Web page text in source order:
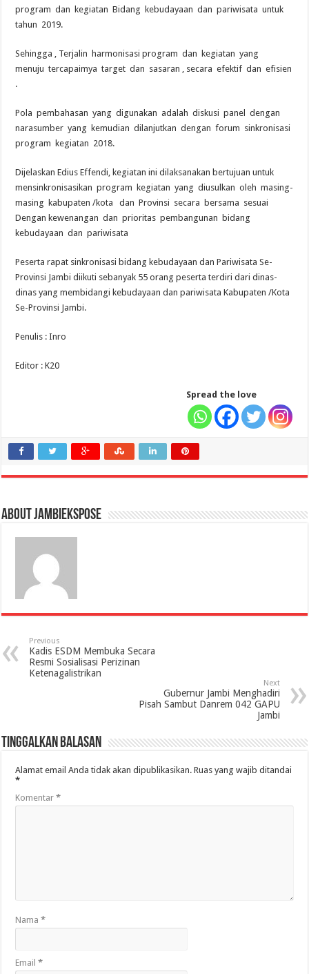
program dan kegiatan Bidang kebudayaan dan pariwisata untuk
tahun 2019.
Sehingga , Terjalin harmonisasi program dan kegiatan yang
menuju tercapaimya target dan sasaran , secara efektif dan efisien
.
Pola pembahasan yang digunakan adalah diskusi panel dengan
narasumber yang kemudian dilanjutkan dengan forum sinkronisasi
program kegiatan 2018.
Dijelaskan Edius Effendi, kegiatan ini dilaksanakan bertujuan untuk
mensinkronisasikan program kegiatan yang diusulkan oleh masing-
masing kabupaten /kota dan Provinsi secara bersama sesuai
Dengan kewenangan dan prioritas pembangunan bidang
kebudayaan dan pariwisata
Peserta rapat sinkronisasi bidang kebudayaan dan Pariwisata Se-
Provinsi Jambi diikuti sebanyak 55 orang peserta terdiri dari dinas-
dinas yang membidangi kebudayaan dan pariwisata Kabupaten /Kota
Se-Provinsi Jambi.
Penulis : Inro
Editor : K20
Spread the love
About jambiekspose
Previous
Kadis ESDM Membuka Secara
Resmi Sosialisasi Perizinan
Ketenagalistrikan
Next
Gubernur Jambi Menghadiri
Pisah Sambut Danrem 042 GAPU
Jambi
Tinggalkan Balasan
Alamat email Anda tidak akan dipublikasikan. Ruas yang wajib ditandai
*
Komentar*
Nama*
Email*